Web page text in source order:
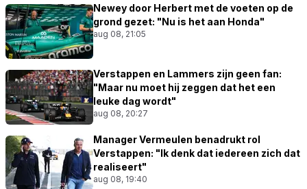
Newey door Herbert met de voeten op de
grond gezet: "Nu is het aan Honda"
aug 08, 21:05
Verstappen en Lammers zijn geen fan:
"Maar nu moet hij zeggen dat het een
leuke dag wordt"
aug 08, 20:27
Manager Vermeulen benadrukt rol
Verstappen: "Ik denk dat iedereen zich dat
realiseert"
aug 08, 19:40